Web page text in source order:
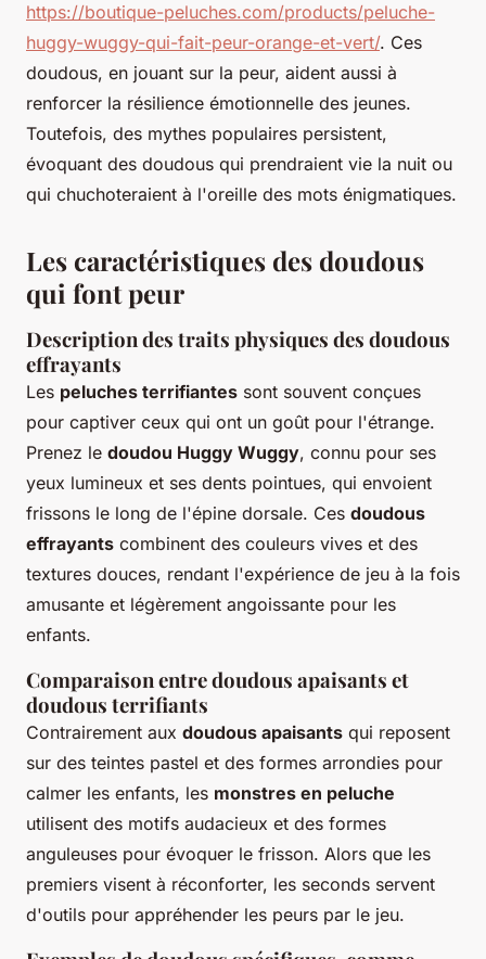
https://boutique-peluches.com/products/peluche-
huggy-wuggy-qui-fait-peur-orange-et-vert/. Ces
doudous, en jouant sur la peur, aident aussi à
renforcer la résilience émotionnelle des jeunes.
Toutefois, des mythes populaires persistent,
évoquant des doudous qui prendraient vie la nuit ou
qui chuchoteraient à l'oreille des mots énigmatiques.
Les caractéristiques des doudous
qui font peur
Description des traits physiques des doudous
effrayants
Les peluches terrifiantes sont souvent conçues
pour captiver ceux qui ont un goût pour l'étrange.
Prenez le doudou Huggy Wuggy, connu pour ses
yeux lumineux et ses dents pointues, qui envoient
frissons le long de l'épine dorsale. Ces doudous
effrayants combinent des couleurs vives et des
textures douces, rendant l'expérience de jeu à la fois
amusante et légèrement angoissante pour les
enfants.
Comparaison entre doudous apaisants et
doudous terrifiants
Contrairement aux doudous apaisants qui reposent
sur des teintes pastel et des formes arrondies pour
calmer les enfants, les monstres en peluche
utilisent des motifs audacieux et des formes
anguleuses pour évoquer le frisson. Alors que les
premiers visent à réconforter, les seconds servent
d'outils pour appréhender les peurs par le jeu.